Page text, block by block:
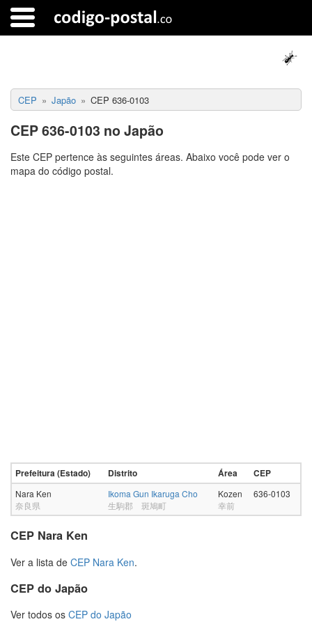
CEP Japão CEP 636-0103
CEP 636-0103 no Japão
Este CEP pertence às seguintes áreas. Abaixo você pode ver o
mapa do código postal.
Prefeitura (Estado) Distrito Área CEP
Nara Ken
奈良県
Ikoma Gun Ikaruga Cho
生駒郡 斑鳩町
Kozen
幸前
636-0103
CEP Nara Ken
Ver a lista de CEP Nara Ken.
CEP do Japão
Ver todos os CEP do Japão